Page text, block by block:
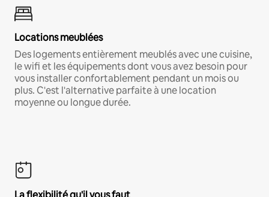
Locations meublées
Des logements entièrement meublés avec une cuisine,
le wifi et les équipements dont vous avez besoin pour
vous installer confortablement pendant un mois ou
plus. C'est l'alternative parfaite à une location
moyenne ou longue durée.